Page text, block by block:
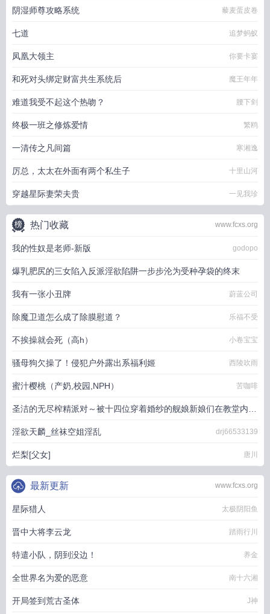
阴湿师尊攻略系统 藜麦蛋皮卷
七道 追梦蚂蚁
凤凰大领主 你要卡宴
和死对头绑定财富共生系统后 魔王年年
难道我受不起这个热吻？ 腰下剑
终极一班之修炼爱情 繁鸥
一清传之凡间篇 寒湘逸
厉总，太太在外面有两个私生子 十里山河
穿越星际妻荣夫贵 一见我珍
www.fcxs.org
热门收藏
我的性奴是老师-新版 godopo
爆乳肥尻的三女陷入反派淫欲陷阱一步步沦为受种孕袋的终末
可可色涩瑟琳
我有一张小丑牌 蔚蓝公司
除魔卫道怎么成了除膜慰道？ 乐福不受
不挨操就会死（高h） 小卷宝宝
骚母狗欠操了！侵犯户外露出系福利姬 西陵吹雨
蜜汁樱桃（产奶,校园,NPH） 苦咖啡
圣洁的无尽榨精派对～被十四位穿着婚纱的舰娘新娘们在教堂内献
上身体的集体婚礼～ 火锅气候
淫欲天麟_丝袜空姐淫乱 drj66533139
烂梨[父女] 唐川
www.fcxs.org
最新更新
星际猎人 太极阴阳鱼
晋中大将李云龙 踏雨行川
特遣小队，阴到没边！ 养金
全世界名为爱的恶意 南十六湘
开局签到荒古圣体 J神